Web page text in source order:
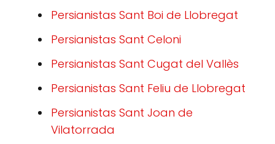
Persianistas Sant Boi de Llobregat
Persianistas Sant Celoni
Persianistas Sant Cugat del Vallès
Persianistas Sant Feliu de Llobregat
Persianistas Sant Joan de
Vilatorrada